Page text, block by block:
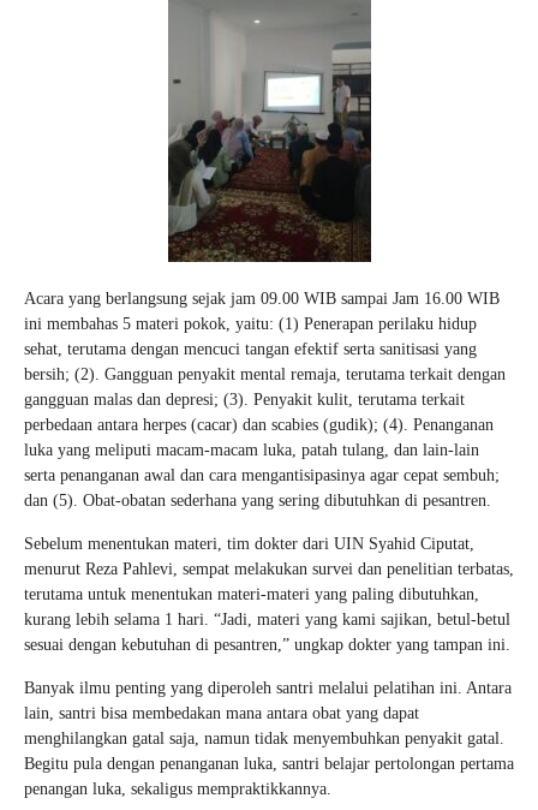
Acara yang berlangsung sejak jam 09.00 WIB sampai Jam 16.00 WIB
ini membahas 5 materi pokok, yaitu: (1) Penerapan perilaku hidup
sehat, terutama dengan mencuci tangan efektif serta sanitisasi yang
bersih; (2). Gangguan penyakit mental remaja, terutama terkait dengan
gangguan malas dan depresi; (3). Penyakit kulit, terutama terkait
perbedaan antara herpes (cacar) dan scabies (gudik); (4). Penanganan
luka yang meliputi macam-macam luka, patah tulang, dan lain-lain
serta penanganan awal dan cara mengantisipasinya agar cepat sembuh;
dan (5). Obat-obatan sederhana yang sering dibutuhkan di pesantren.
Sebelum menentukan materi, tim dokter dari UIN Syahid Ciputat,
menurut Reza Pahlevi, sempat melakukan survei dan penelitian terbatas,
terutama untuk menentukan materi-materi yang paling dibutuhkan,
kurang lebih selama 1 hari. “Jadi, materi yang kami sajikan, betul-betul
sesuai dengan kebutuhan di pesantren,” ungkap dokter yang tampan ini.
Banyak ilmu penting yang diperoleh santri melalui pelatihan ini. Antara
lain, santri bisa membedakan mana antara obat yang dapat
menghilangkan gatal saja, namun tidak menyembuhkan penyakit gatal.
Begitu pula dengan penanganan luka, santri belajar pertolongan pertama
penangan luka, sekaligus mempraktikkannya.